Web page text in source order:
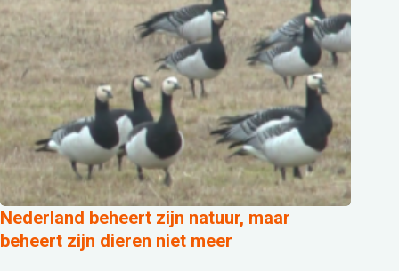
Nederland beheert zijn natuur, maar
beheert zijn dieren niet meer